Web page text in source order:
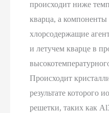
происходит ниже
кварца, а
хлорсодержащие
и летучем кварце в
Происходит
результате которого
решетки, таких как